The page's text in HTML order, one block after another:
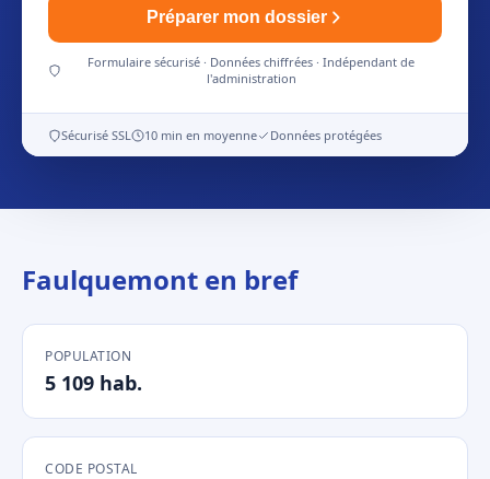
Préparer mon dossier
Formulaire sécurisé · Données chiffrées · Indépendant de
l'administration
Sécurisé SSL 10 min en moyenne Données protégées
Faulquemont en bref
POPULATION
5 109 hab.
CODE POSTAL